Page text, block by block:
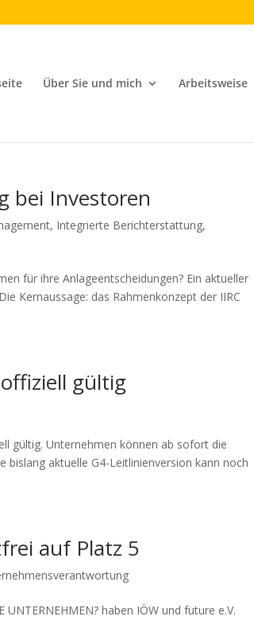
Über Sie und mich Arbeitsweise
bei Investoren
, Integrierte Berichterstattung,
für ihre Anlageentscheidungen? Ein aktueller
Kernaussage: das Rahmenkonzept der IIRC
gültig
gültig. Unternehmen können ab sofort die
aktuelle G4-Leitlinienversion kann noch
auf Platz 5
UNTERNEHMEN? haben IÖW und future e.V.